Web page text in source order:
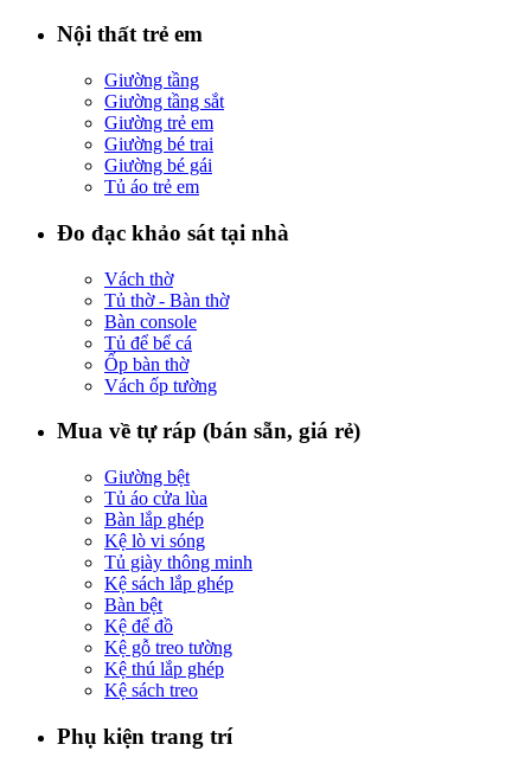
Nội thất trẻ em
Giường tầng
Giường tầng sắt
Giường trẻ em
Giường bé trai
Giường bé gái
Tủ áo trẻ em
Đo đạc khảo sát tại nhà
Vách thờ
Tủ thờ - Bàn thờ
Bàn console
Tủ để bể cá
Ốp bàn thờ
Vách ốp tường
Mua về tự ráp (bán sẵn, giá rẻ)
Giường bệt
Tủ áo cửa lùa
Bàn lắp ghép
Kệ lò vi sóng
Tủ giày thông minh
Kệ sách lắp ghép
Bàn bệt
Kệ để đồ
Kệ gỗ treo tường
Kệ thú lắp ghép
Kệ sách treo
Phụ kiện trang trí